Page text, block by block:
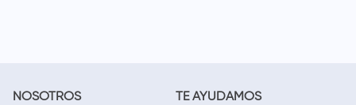
NOSOTROS
TE AYUDAMOS